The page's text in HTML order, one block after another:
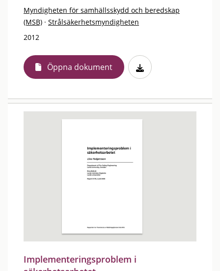
Myndigheten för samhällsskydd och beredskap
(MSB) · Strålsäkerhetsmyndigheten
2012
Öppna dokument
Implementeringsproblem i